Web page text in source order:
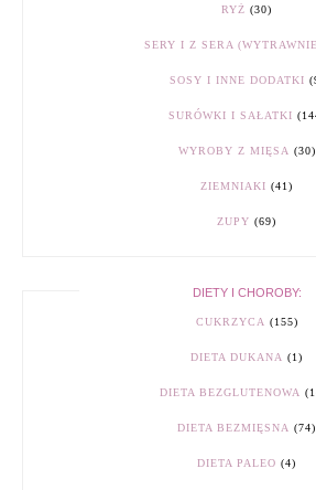
RYŻ (30)
SERY I Z SERA
SOSY I INNE DODATKI
SURÓWKI I SAŁATKI
WYROBY Z MIĘSA (30)
ZIEMNIAKI (41)
ZUPY (69)
DIETY I CHOROBY:
CUKRZYCA (155)
DIETA DUKANA (1)
DIETA BEZGLUTENOWA
DIETA BEZMIĘSNA (74)
DIETA PALEO (4)